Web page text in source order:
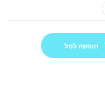
הוספה לסל